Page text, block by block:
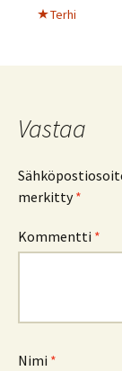
Terhi
Vastaa
merkitty*
Kommentti *
Nimi *